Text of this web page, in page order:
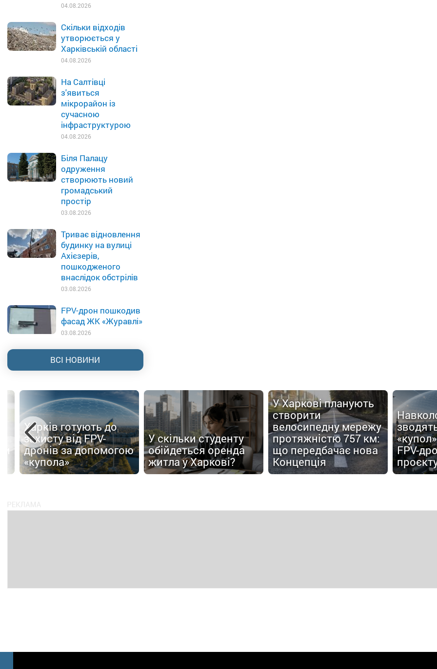
04.08.2026
Скільки відходів
утворюється у
Харківській області
04.08.2026
На Салтівці
з'явиться
мікрорайон із
сучасною
інфраструктурою
04.08.2026
Біля Палацу
одруження
створюють новий
громадський
простір
03.08.2026
Триває відновлення
будинку на вулиці
Ахієзерів,
пошкодженого
внаслідок обстрілів
03.08.2026
FPV-дрон пошкодив
фасад ЖК «Журавлі»
03.08.2026
ВСІ НОВИНИ
Харків готують до
захисту від FPV-
дронів за допомогою
«купола»
У скільки студенту
обійдеться оренда
житла у Харкові?
У Харкові планують
створити
велосипедну мережу
протяжністю 757 км:
що передбачає нова
Концепція
FPV-